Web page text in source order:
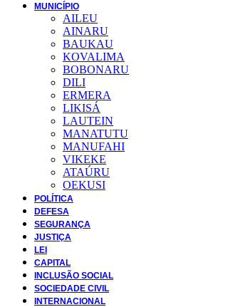
MUNICÍPIO
AILEU
AINARU
BAUKAU
KOVALIMA
BOBONARU
DILI
ERMERA
LIKISÁ
LAUTEIN
MANATUTU
MANUFAHI
VIKEKE
ATAÚRU
OEKUSI
POLÍTICA
DEFESA
SEGURANÇA
JUSTIÇA
LEI
CAPITAL
INCLUSÃO SOCIAL
SOCIEDADE CIVIL
INTERNACIONAL